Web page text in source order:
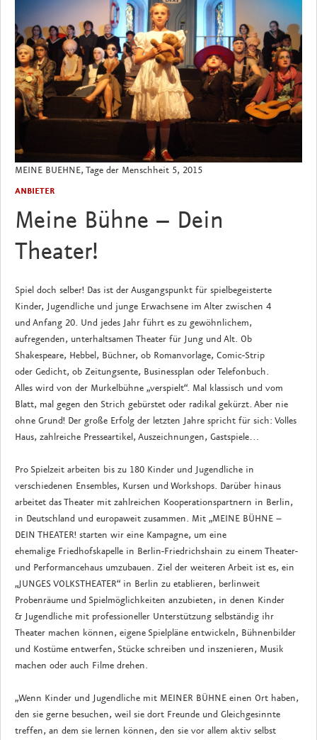
MEINE BUEHNE, Tage der Menschheit 5, 2015
ANBIETER
Meine Bühne – Dein
Theater!
Spiel doch selber! Das ist der Ausgangspunkt für spielbegeisterte
Kinder, Jugendliche und junge Erwachsene im Alter zwischen 4
und Anfang 20. Und jedes Jahr führt es zu gewöhnlichem,
aufregenden, unterhaltsamen Theater für Jung und Alt. Ob
Shakespeare, Hebbel, Büchner, ob Romanvorlage, Comic-Strip
oder Gedicht, ob Zeitungsente, Businessplan oder Telefonbuch.
Alles wird von der Murkelbühne „verspielt“. Mal klassisch und vom
Blatt, mal gegen den Strich gebürstet oder radikal gekürzt. Aber nie
ohne Grund! Der große Erfolg der letzten Jahre spricht für sich: Volles
Haus, zahlreiche Presseartikel, Auszeichnungen, Gastspiele…
Pro Spielzeit arbeiten bis zu 180 Kinder und Jugendliche in
verschiedenen Ensembles, Kursen und Workshops. Darüber hinaus
arbeitet das Theater mit zahlreichen Kooperationspartnern in Berlin,
in Deutschland und europaweit zusammen. Mit „MEINE BÜHNE –
DEIN THEATER! starten wir eine Kampagne, um eine
ehemalige Friedhofskapelle in Berlin-Friedrichshain zu einem Theater-
und Performancehaus umzubauen. Ziel der weiteren Arbeit ist es, ein
„JUNGES VOLKSTHEATER“ in Berlin zu etablieren, berlinweit
Probenräume und Spielmöglichkeiten anzubieten, in denen Kinder
& Jugendliche mit professioneller Unterstützung selbständig ihr
Theater machen können, eigene Spielpläne entwickeln, Bühnenbilder
und Kostüme entwerfen, Stücke schreiben und inszenieren, Musik
machen oder auch Filme drehen.
„Wenn Kinder und Jugendliche mit MEINER BÜHNE einen Ort haben,
den sie gerne besuchen, weil sie dort Freunde und Gleichgesinnte
treffen, an dem sie lernen können, den sie vor allem aktiv selbst